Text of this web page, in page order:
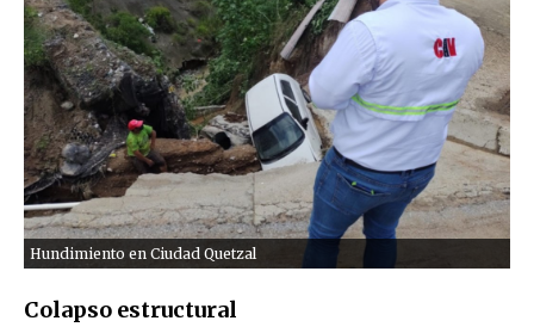
Hundimiento en Ciudad Quetzal
Colapso estructural